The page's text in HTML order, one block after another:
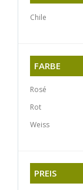
Chile
FARBE
Rosé
Rot
Weiss
PREIS